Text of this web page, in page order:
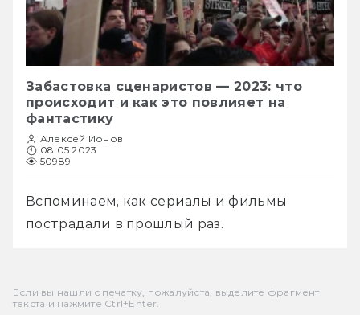
Забастовка сценаристов — 2023: что
происходит и как это повлияет на
фантастику
Алексей Ионов
08.05.2023
50989
Вспоминаем, как сериалы и фильмы
пострадали в прошлый раз.
Если вы нашли опечатку, пожалуйста, выделите фрагмент
текста и нажмите Ctrl+Enter.